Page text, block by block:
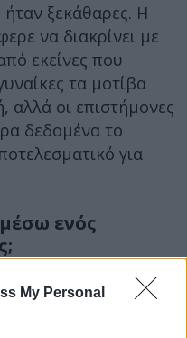
My Personal
ξεκάθαρες. Η
να διακρίνει με
εκείνες που
τα μοτίβα
οι επιστήμονες
δεδομένα το
για
ενός
του εργάζονται
είναι να